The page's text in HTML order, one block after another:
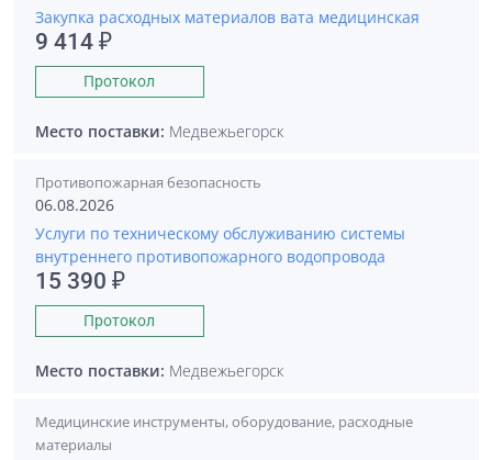
Закупка расходных материалов вата медицинская
9 414 ₽
Протокол
Место поставки: Медвежьегорск
Противопожарная безопасность
06.08.2026
Услуги по техническому обслуживанию системы
внутреннего противопожарного водопровода
15 390 ₽
Протокол
Место поставки: Медвежьегорск
Медицинские инструменты, оборудование, расходные
материалы